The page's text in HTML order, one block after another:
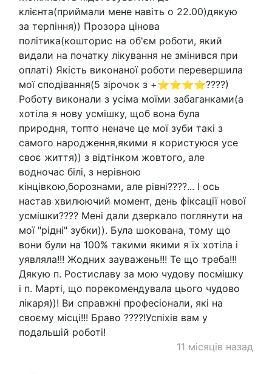
клієнта(приймали мене навіть о 22.00)дякую
за терпіння)) Прозора цінова
політика(кошторис на об'єм роботи, який
видали на початку лікування не змінився при
оплаті) Якість виконаної роботи перевершила
мої сподівання(5 зірочок з +⭐⭐⭐⭐????)
Роботу виконали з усіма моїми забаганками(а
хотіла я нову усмішку, щоб вона була
природня, топто неначе це мої зуби такі з
самого народження,якими я користуюся усе
своє життя)) з відтінком жовтого, але
водночас білі, з нерівною
кінцівкою,борознами, але рівні????... І ось
настав хвилюючий момент, день фіксації нової
усмішки???? Мені дали дзеркало поглянути на
мої "рідні" зубки)). Була шокована, тому що
вони були на 100% такими якими я їх хотіла і
уявляла!!! Жодних зауважень!!! Те що треба!!!
Дякую п. Ростиславу за мою чудову посмішку
і п. Марті, що порекомендувала цього чудово
лікаря))! Ви справжні професіонали, які на
своєму місці!!! Браво ????!Успіхів вам у
подальшій роботі!
11 місяців назад